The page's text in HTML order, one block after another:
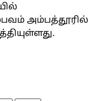
அம்பத்தூரில்